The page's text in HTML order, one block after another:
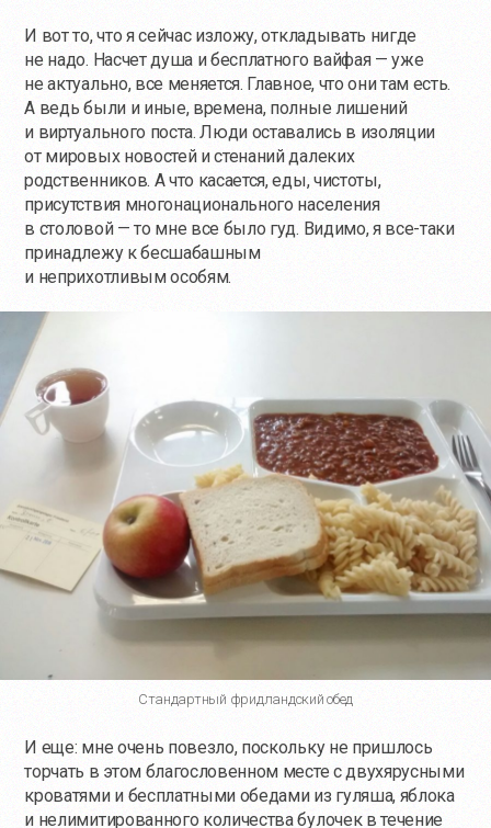
И вот то, что я сейчас изложу, откладывать нигде
не надо. Насчет душа и бесплатного вайфая — уже
не актуально, все меняется. Главное, что они там есть.
А ведь были и иные, времена, полные лишений
и виртуального поста. Люди оставались в изоляции
от мировых новостей и стенаний далеких
родственников. А что касается, еды, чистоты,
присутствия многонационального населения
в столовой — то мне все было гуд. Видимо, я все-таки
принадлежу к бесшабашным
и неприхотливым особям.
Стандартный фридландский обед
И еще: мне очень повезло, поскольку не пришлось
торчать в этом благословенном месте с двухярусными
кроватями и бесплатными обедами из гуляша, яблока
и нелимитированного количества булочек в течение